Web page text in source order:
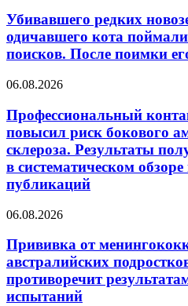
под
электронным
микроскопом
новозеландских
одичавшего
кота
после
лет
поисков.
поимки
его
застрелили
Убивавшего редких
одичавшего кота поймали
поисков. После поимки
Профессиональный
с пестицидами
повысил
риск
бокового
амиотрофического
склероза.
Результаты
получены
обзоре
и метаанализе
публикаций
06.08.2026
Профессиональный
повысил риск бокового
склероза. Результаты
в систематическом
публикаций
Прививка
частично
защитила
австралийских
подростков
от гонореи.
06.08.2026
Прививка от
австралийских
противоречит
испытаний